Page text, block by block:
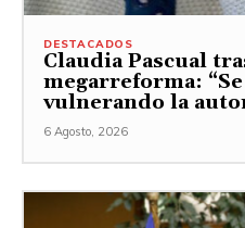
DESTACADOS
Claudia Pascual
megarreforma:
vulnerando la
6 Agosto, 2026